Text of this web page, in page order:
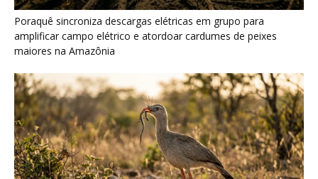
Seriema combina corridas em alta velocidade e arremessos
contra rochas para imobilizar serpentes peçonhentas no
cerrado